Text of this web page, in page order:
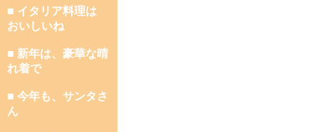
■ イタリア料理は
おいしいね
■ 新年は、豪華な晴
れ着で
■ 今年も、サンタさ
ん